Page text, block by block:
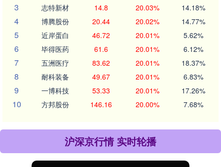
3 志特新材 14.8 20.03% 14.18%
4 博腾股份 20.44 20.02% 14.77%
5 近岸蛋白 46.72 20.01% 5.62%
6 毕得医药 61.6 20.01% 6.12%
7 五洲医疗 83.62 20.01% 18.37%
8 耐科装备 49.67 20.01% 6.83%
9 一博科技 53.33 20.01% 17.26%
10 方邦股份 146.16 20.00% 7.68%
沪深京行情 实时轮播